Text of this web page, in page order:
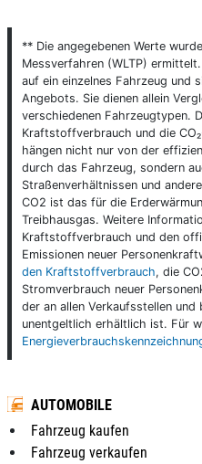
** Die angegebenen Werte
Messverfahren (WLTP)
auf ein einzelnes Fahrzeug und
Angebots. Sie dienen allein
verschiedenen Fahrzeugtypen.
Kraftstoffverbrauch und die
hängen nicht nur von der
durch das Fahrzeug, sondern
Straßenverhältnissen und
CO2 ist das für die
Treibhausgas. Weitere
Kraftstoffverbrauch und den
Emissionen neuer
den Kraftstoffverbrauch, die
Stromverbrauch neuer
der an allen Verkaufsstellen und
unentgeltlich erhältlich ist. Für
AUTOMOBILE
Fahrzeug kaufen
Fahrzeug verkaufen